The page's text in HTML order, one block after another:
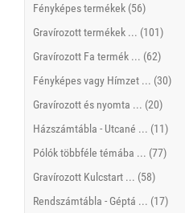
Fényképes termékek (56)
Gravírozott termékek ... (101)
Gravírozott Fa termék ... (62)
Fényképes vagy Hímzet ... (30)
Gravírozott és nyomta ... (20)
Házszámtábla - Utcané ... (11)
Pólók többféle témába ... (77)
Gravírozott Kulcstart ... (58)
Rendszámtábla - Géptá ... (17)